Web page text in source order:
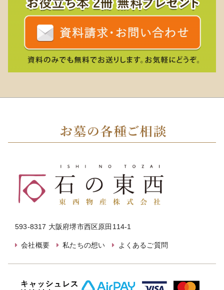
593-8317 大阪府堺市西区原田114-1
会社概要 私たちの想い よくあるご質問